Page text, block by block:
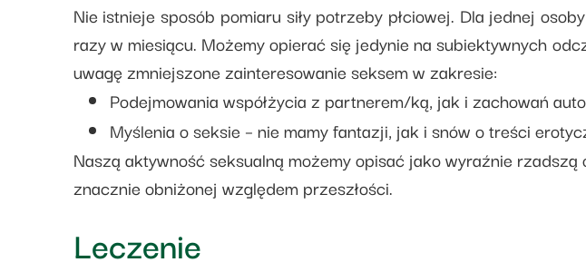
Nie istnieje sposób pomiaru siły potrzeby płciowej. Dla jednej
razy w miesiącu. Możemy opierać się jedynie na subiektywnych
uwagę zmniejszone zainteresowanie seksem w zakresie:
Podejmowania współżycia z partnerem/ką, jak i zachowań
Myślenia o seksie – nie mamy fantazji, jak i snów o treści
Naszą aktywność seksualną możemy opisać jako wyraźnie
znacznie obniżonej względem przeszłości.
Leczenie